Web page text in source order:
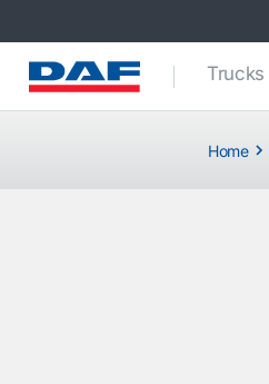
Trucks
Home